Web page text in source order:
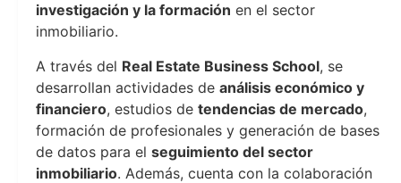
investigación y la formación en el sector
inmobiliario.
A través del Real Estate Business School, se
desarrollan actividades de análisis económico y
financiero, estudios de tendencias de mercado,
formación de profesionales y generación de bases
de datos para el seguimiento del sector
inmobiliario. Además, cuenta con la colaboración